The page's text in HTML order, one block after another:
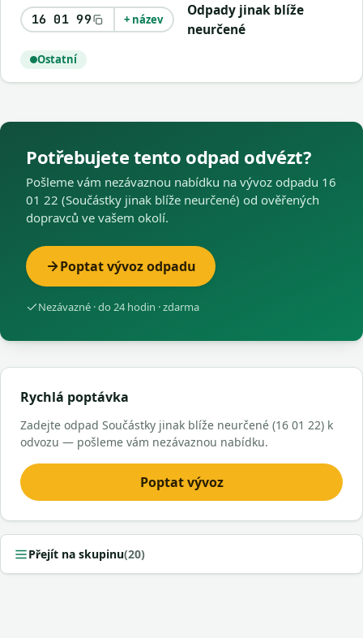
16 01 99 + název
Odpady jinak blíže
neurčené
Ostatní
Potřebujete tento odpad odvézt?
Pošleme vám nezávaznou nabídku na vývoz odpadu 16
01 22 (Součástky jinak blíže neurčené) od ověřených
dopravců ve vašem okolí.
Poptat vývoz odpadu
Nezávazné · do 24 hodin · zdarma
Rychlá poptávka
Zadejte odpad Součástky jinak blíže neurčené (16 01 22) k
odvozu — pošleme vám nezávaznou nabídku.
Poptat vývoz
Přejít na skupinu(20)